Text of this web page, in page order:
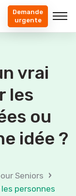
Demande
urgente
vrai
les
ou
idée ?
Seniors ›
personnes